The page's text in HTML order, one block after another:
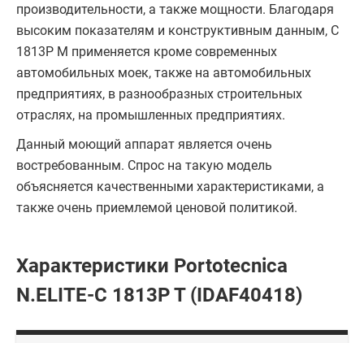
производительности, а также мощности. Благодаря
высоким показателям и конструктивным данным, C
1813P M применяется кроме современных
автомобильных моек, также на автомобильных
предприятиях, в разнообразных строительных
отраслях, на промышленных предприятиях.
Данный моющий аппарат является очень
востребованным. Спрос на такую модель
объясняется качественными характеристиками, а
также очень приемлемой ценовой политикой.
Характеристики Portotecnica
N.ELITE-C 1813P T (IDAF40418)